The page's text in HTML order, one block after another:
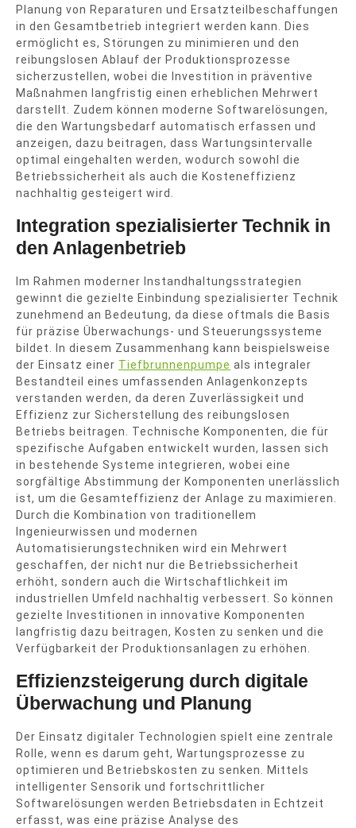
Planung von Reparaturen und Ersatzteilbeschaffungen
in den Gesamtbetrieb integriert werden kann. Dies
ermöglicht es, Störungen zu minimieren und den
reibungslosen Ablauf der Produktionsprozesse
sicherzustellen, wobei die Investition in präventive
Maßnahmen langfristig einen erheblichen Mehrwert
darstellt. Zudem können moderne Softwarelösungen,
die den Wartungsbedarf automatisch erfassen und
anzeigen, dazu beitragen, dass Wartungsintervalle
optimal eingehalten werden, wodurch sowohl die
Betriebssicherheit als auch die Kosteneffizienz
nachhaltig gesteigert wird.
Integration spezialisierter Technik in
den Anlagenbetrieb
Im Rahmen moderner Instandhaltungsstrategien
gewinnt die gezielte Einbindung spezialisierter Technik
zunehmend an Bedeutung, da diese oftmals die Basis
für präzise Überwachungs- und Steuerungssysteme
bildet. In diesem Zusammenhang kann beispielsweise
der Einsatz einer Tiefbrunnenpumpe als integraler
Bestandteil eines umfassenden Anlagenkonzepts
verstanden werden, da deren Zuverlässigkeit und
Effizienz zur Sicherstellung des reibungslosen
Betriebs beitragen. Technische Komponenten, die für
spezifische Aufgaben entwickelt wurden, lassen sich
in bestehende Systeme integrieren, wobei eine
sorgfältige Abstimmung der Komponenten unerlässlich
ist, um die Gesamteffizienz der Anlage zu maximieren.
Durch die Kombination von traditionellem
Ingenieurwissen und modernen
Automatisierungstechniken wird ein Mehrwert
geschaffen, der nicht nur die Betriebssicherheit
erhöht, sondern auch die Wirtschaftlichkeit im
industriellen Umfeld nachhaltig verbessert. So können
gezielte Investitionen in innovative Komponenten
langfristig dazu beitragen, Kosten zu senken und die
Verfügbarkeit der Produktionsanlagen zu erhöhen.
Effizienzsteigerung durch digitale
Überwachung und Planung
Der Einsatz digitaler Technologien spielt eine zentrale
Rolle, wenn es darum geht, Wartungsprozesse zu
optimieren und Betriebskosten zu senken. Mittels
intelligenter Sensorik und fortschrittlicher
Softwarelösungen werden Betriebsdaten in Echtzeit
erfasst, was eine präzise Analyse des